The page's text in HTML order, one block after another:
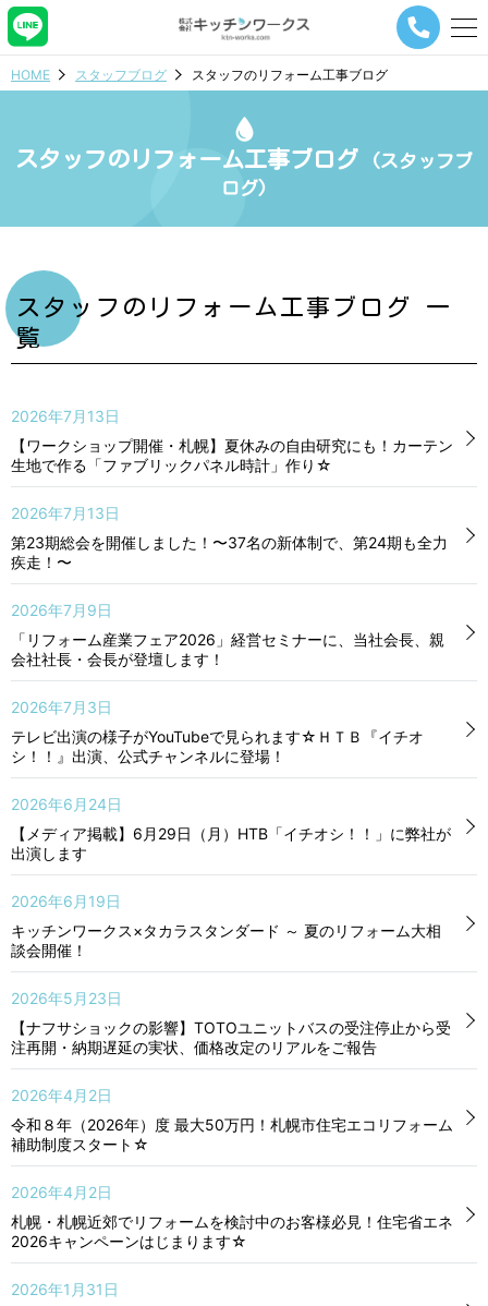
メ
ー
ゲ
ー
ン
HOME スタッフブログ スタッフのリフォーム工事ブログ
スタッフのリフォーム工事ブログ
(スタッフブ
ログ)
スタッフのリフォーム工事ブログ 一
覧
2026年7月13日
【ワークショップ開催・札幌】夏休みの自由研究にも！カーテン
生地で作る「ファブリックパネル時計」作り☆
2026年7月13日
第23期総会を開催しました！〜37名の新体制で、第24期も全力
疾走！〜
2026年7月9日
「リフォーム産業フェア2026」経営セミナーに、当社会長、親
会社社長・会長が登壇します！
2026年7月3日
テレビ出演の様子がYouTubeで見られます☆ＨＴＢ『イチオ
シ！！』出演、公式チャンネルに登場！
2026年6月24日
【メディア掲載】6月29日（月）HTB「イチオシ！！」に弊社が
出演します
2026年6月19日
キッチンワークス×タカラスタンダード ～ 夏のリフォーム大相
談会開催！
2026年5月23日
【ナフサショックの影響】TOTOユニットバスの受注停止から受
注再開・納期遅延の実状、価格改定のリアルをご報告
2026年4月2日
令和８年（2026年）度 最大50万円！札幌市住宅エコリフォーム
補助制度スタート☆
2026年4月2日
札幌・札幌近郊でリフォームを検討中のお客様必見！住宅省エネ
2026キャンペーンはじまります☆
2026年1月31日